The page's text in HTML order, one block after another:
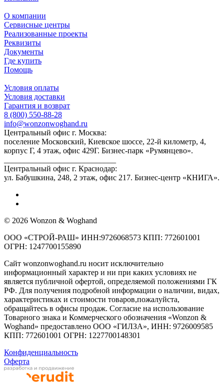
О компании
Сервисные центры
Реализованные проекты
Реквизиты
Документы
Где купить
Помощь
Условия оплаты
Условия доставки
Гарантия и возврат
8 (800) 550-88-28
info@wonzonwoghand.ru
Центральный офис г. Москва:
поселение Московский, Киевское шоссе, 22-й километр, 4,
корпус Г, 4 этаж, офис 429Г. Бизнес-парк «Румянцево».
Центральный офис г. Краснодар:
ул. Бабушкина, 248, 2 этаж, офис 217. Бизнес-центр «КНИГА».
© 2026 Wonzon & Woghand
ООО «СТРОЙ-РАШ» ИНН:9726068573 КПП: 772601001
ОГРН: 1247700155890
Сайт wonzonwoghand.ru носит исключительно
информационный характер и ни при каких условиях не
является публичной офертой, определяемой положениями ГК
РФ. Для получения подробной информации о наличии, видах,
характеристиках и стоимости товаров,пожалуйста,
обращайтесь в офисы продаж. Согласие на использование
Товарного знака и Коммерческого обозначения «Wonzon &
Woghand» предоставлено OOO «ГИЛЗА», ИНН: 9726009585
КПП: 772601001 ОГРН: 1227700148301
Конфиденциальность
Оферта